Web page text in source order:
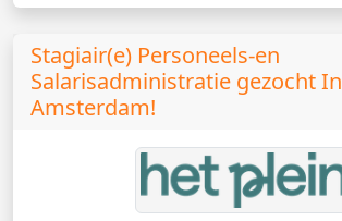
Stagiair(e) Personeels-en
Salarisadministratie gezocht In
Amsterdam!